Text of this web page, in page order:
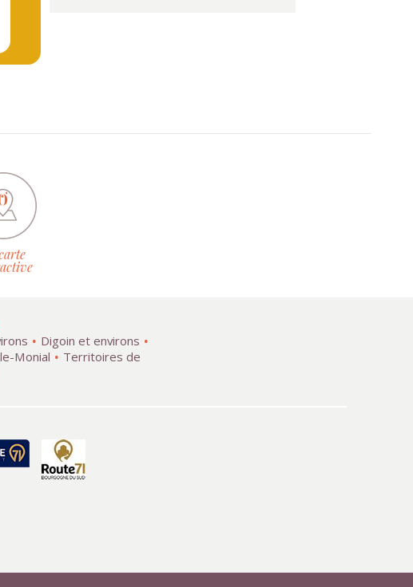
Digoin et environs
Monial
Territoires de